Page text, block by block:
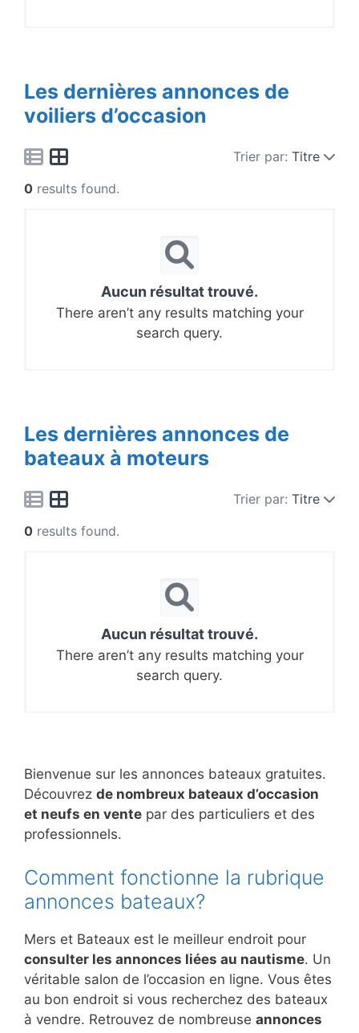
Les dernières annonces de
voiliers d’occasion
Trier par: Titre
0 results found.
Aucun résultat trouvé.
There aren’t any results matching your
search query.
Les dernières annonces de
bateaux à moteurs
Trier par: Titre
0 results found.
Aucun résultat trouvé.
There aren’t any results matching your
search query.
Bienvenue sur les annonces bateaux gratuites.
Découvrez de nombreux bateaux d’occasion
et neufs en vente par des particuliers et des
professionnels.
Comment fonctionne la rubrique
annonces bateaux?
Mers et Bateaux est le meilleur endroit pour
consulter les annonces liées au nautisme. Un
véritable salon de l’occasion en ligne. Vous êtes
au bon endroit si vous recherchez des bateaux
à vendre. Retrouvez de nombreuse annonces